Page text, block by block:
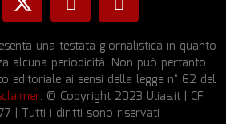
una testata giornalistica in quanto
alcuna periodicità. Non può pertanto
editoriale ai sensi della legge n° 62 del
. © Copyright 2023 Ulias.it | CF
| Tutti i diritti sono riservati